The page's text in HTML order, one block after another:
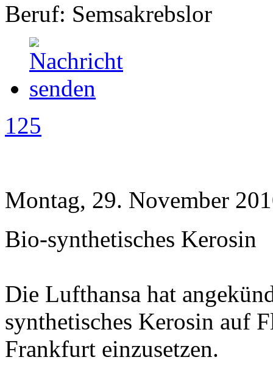
Beruf: Semsakrebslor
125
Montag, 29. November
Bio-synthetisches Kerosin
Die Lufthansa hat
synthetisches Kerosin auf
Frankfurt einzusetzen.